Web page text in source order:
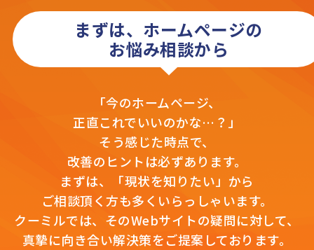
まずは、ホームページの
お悩み相談から
「今のホームページ、
正直これでいいのかな…？」
そう感じた時点で、
改善のヒントは必ずあります。
まずは、「現状を知りたい」から
ご相談頂く方も多くいらっしゃいます。
クーミルでは、そのWebサイトの疑問に対して、
真摯に向き合い解決策をご提案しております。